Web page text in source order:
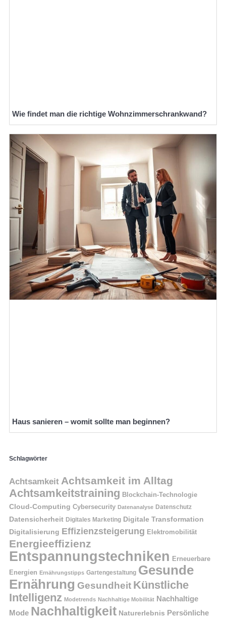
Wie findet man die richtige Wohnzimmerschrankwand?
Haus sanieren – womit sollte man beginnen?
Schlagwörter
Achtsamkeit Achtsamkeit im Alltag
Achtsamkeitstraining Blockchain-Technologie
Cloud-Computing Cybersecurity Datenanalyse Datenschutz
Datensicherheit Digitales Marketing Digitale Transformation
Digitalisierung Effizienzsteigerung Elektromobilität
Energieeffizienz
Entspannungstechniken Erneuerbare
Energien Ernährungstipps Gartengestaltung Gesunde
Ernährung Gesundheit Künstliche
Intelligenz Modetrends Nachhaltige Mobilität Nachhaltige
Mode Nachhaltigkeit Naturerlebnis Persönliche